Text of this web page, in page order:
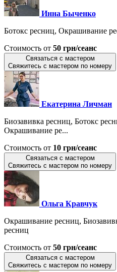
Инна Быченко
Ботокс ресниц, Окрашивание
Стоимость от 50 грн/сеанс
Связаться с мастером
Свяжитесь с мастером по номеру
Екатерина Личман
Биозавивка ресниц, Ботокс
Окрашивание ре...
Стоимость от 10 грн/сеанс
Связаться с мастером
Свяжитесь с мастером по номеру
Ольга Кравчук
Окрашивание ресниц,
ресниц
Стоимость от 50 грн/сеанс
Связаться с мастером
Свяжитесь с мастером по номеру